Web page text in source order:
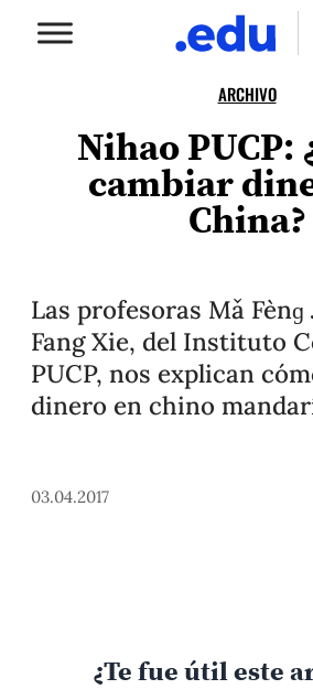
ARCHIVO
Nihao PUCP:
cambiar
China?
Las profesoras Mǎ Fènɡ
Fang Xie, del Instituto
PUCP, nos explican
dinero en chino
03.04.2017
¿Te fue útil este